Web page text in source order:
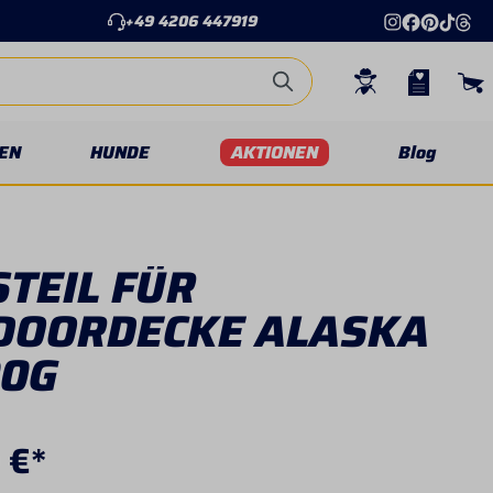
+49 4206 447919
HUNDE AKTIONEN Blog
FÜR
ALASKA